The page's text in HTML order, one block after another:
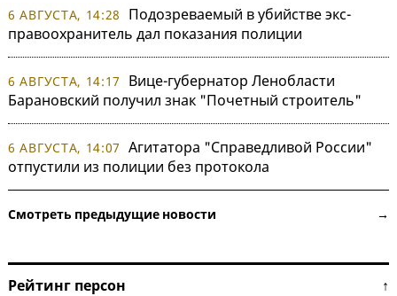
6 АВГУСТА, 14:28
Подозреваемый в убийстве экс-
правоохранитель дал показания полиции
6 АВГУСТА, 14:17
Вице-губернатор Ленобласти
Барановский получил знак "Почетный строитель"
6 АВГУСТА, 14:07 Агитатора "Справедливой России"
отпустили из полиции без протокола
Смотреть предыдущие новости →
Рейтинг персон ↑